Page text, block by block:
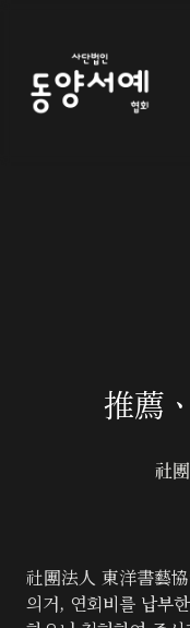
推薦
社